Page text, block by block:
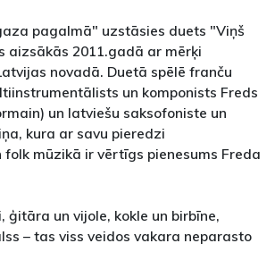
pagalmā" uzstāsies duets "Viņš
aizsākās 2011.gadā ar mērķi
novadā. Duetā spēlē franču
un komponists Freds
un latviešu saksofoniste un
kura ar savu pieredzi
mūzikā ir vērtīgs pienesums Freda
ģitāra un vijole, kokle un birbīne,
– tas viss veidos vakara neparasto